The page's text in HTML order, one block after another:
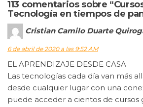
113 comentarios sobre
Tecnología en tiempos de
Cristian Camilo Duarte
6 de abril de 2020 a las 9:52 AM
EL APRENDIZAJE DESDE CASA
Las tecnologías cada día van más
desde cualquier lugar con una
puede acceder a cientos de cursos